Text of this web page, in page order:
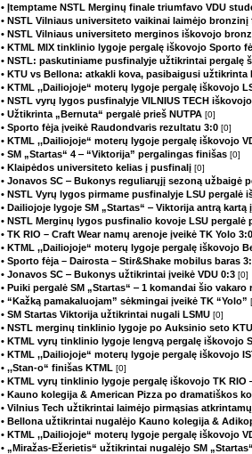
• Įtemptame NSTL Merginų finale triumfavo VDU
• NSTL Vilniaus universiteto vaikinai laimėjo bronzinį
• NSTL Vilniaus universiteto merginos iškovojo
• KTML MIX tinklinio lygoje pergalę iškovojo Sporto
• NSTL: paskutiniame pusfinalyje užtikrintai pergalę
• KTU vs Bellona: atkakli kova, pasibaigusi
• KTML ,,Dailiojoje“ moterų lygoje pergalę iškovojo
• NSTL vyrų lygos pusfinalyje VILNIUS TECH
• Užtikrinta „Bernuta“ pergalė prieš NUTPA [0]
• Sporto fėja įveikė Raudondvaris rezultatu 3:0 [0]
• KTML ,,Dailiojoje“ moterų lygoje pergalę iškovojo
• SM „Startas“ 4 ‒ “Viktorija” pergalingas finišas [0]
• Klaipėdos universiteto kelias į pusfinalį [0]
• Jonavos SC ‒ Bukonys reguliarųjį sezoną užbaigė
• NSTL Vyrų lygos pirmame pusfinalyje LSU pergalė
• Dailiojoje lygoje SM „Startas“ ‒ Viktorija antrą kartą
• NSTL Merginų lygos pusfinalio kovoje LSU pergalė
• TK RIO – Craft Wear namų arenoje įveikė TK Yolo 3:0
• KTML ,,Dailiojoje“ moterų lygoje pergalę iškovojo
• Sporto fėja – Dairosta – Stir&Shake mobilus baras
• Jonavos SC ‒ Bukonys užtikrintai įveikė VDU 0:3 [0]
• Puiki pergalė SM „Startas“ ‒ 1 komandai šio
• “Kažką pamakaluojam” sėkmingai įveikė TK “Yolo”
• SM Startas Viktorija užtikrintai nugali LSMU [0]
• NSTL merginų tinklinio lygoje po Auksinio seto
• KTML vyrų tinklinio lygoje lengvą pergalę iškovojo
• KTML ,,Dailiojoje“ moterų lygoje pergalę iškovojo
• ,,Stan-o“ finišas KTML [0]
• KTML vyrų tinklinio lygoje pergalę iškovojo TK RIO
• Kauno kolegija & American Pizza po dramatiškos
• Vilnius Tech užtikrintai laimėjo pirmąsias
• Bellona užtikrintai nugalėjo Kauno kolegija &
• KTML ,,Dailiojoje“ moterų lygoje pergalę iškovojo
• „Miražas-Ežerietis“ užtikrintai nugalėjo SM